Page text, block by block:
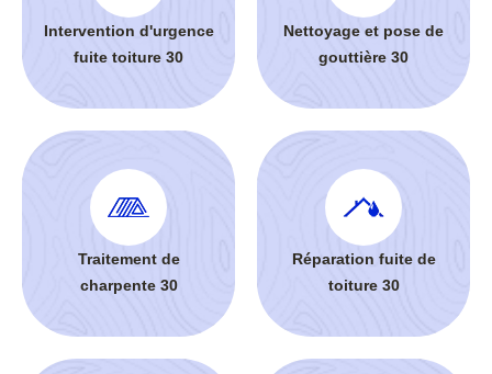
Intervention d'urgence
fuite toiture 30
Nettoyage et pose de
gouttière 30
Traitement de
charpente 30
Réparation fuite de
toiture 30